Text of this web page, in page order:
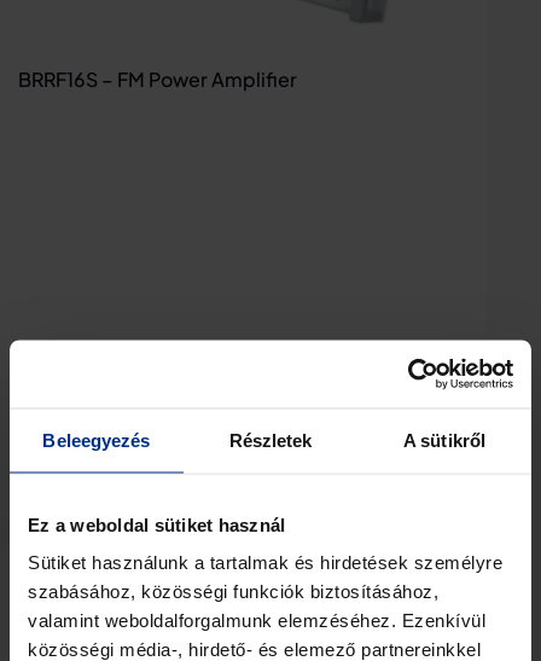
Beleegyezés Részletek A sütikről
Ez a weboldal sütiket használ
Sütiket használunk a tartalmak és hirdetések személyre
szabásához, közösségi funkciók biztosításához,
valamint weboldalforgalmunk elemzéséhez. Ezenkívül
közösségi média-, hirdető- és elemező partnereinkkel
BRRF16S – FM Power Amplifier